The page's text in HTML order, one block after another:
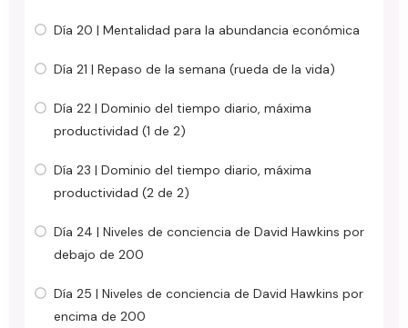
Día 20 | Mentalidad para la abundancia económica
Día 21 | Repaso de la semana (rueda de la vida)
Día 22 | Dominio del tiempo diario, máxima
productividad (1 de 2)
Día 23 | Dominio del tiempo diario, máxima
productividad (2 de 2)
Día 24 | Niveles de conciencia de David Hawkins por
debajo de 200
Día 25 | Niveles de conciencia de David Hawkins por
encima de 200